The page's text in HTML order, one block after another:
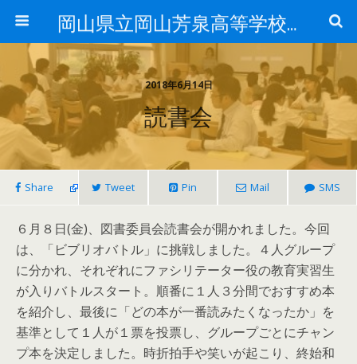
岡山県立岡山芳泉高等学校図書館
2018年6月14日
読書会
Share Tweet Pin Mail SMS
６月８日(金)、図書委員会読書会が開かれました。今回
は、「ビブリオバトル」に挑戦しました。４人グループ
に分かれ、それぞれにファシリテーター役の教育実習生
が入りバトルスタート。順番に１人３分間でおすすめ本
を紹介し、最後に「どの本が一番読みたくなったか」を
基準として１人が１票を投票し、グループごとにチャン
プ本を決定しました。時折拍手や笑いが起こり、終始和